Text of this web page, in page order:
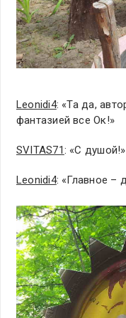
Leonidi4: «Та да,
фантазией все Ок!»
SVITAS71: «С душой!»
Leonidi4: «Главное –